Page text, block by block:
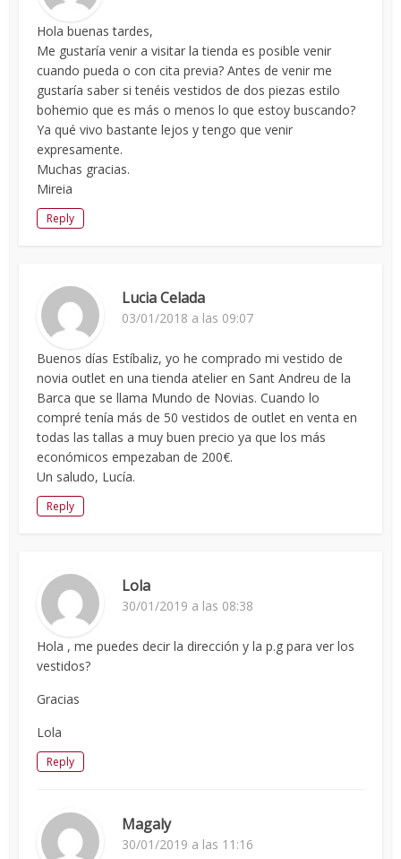
Hola buenas tardes,
Me gustaría venir a visitar la tienda es posible venir
cuando pueda o con cita previa? Antes de venir me
gustaría saber si tenéis vestidos de dos piezas estilo
bohemio que es más o menos lo que estoy buscando?
Ya qué vivo bastante lejos y tengo que venir
expresamente.
Muchas gracias.
Mireia
Reply
Lucia Celada
03/01/2018 a las 09:07
Buenos días Estíbaliz, yo he comprado mi vestido de
novia outlet en una tienda atelier en Sant Andreu de la
Barca que se llama Mundo de Novias. Cuando lo
compré tenía más de 50 vestidos de outlet en venta en
todas las tallas a muy buen precio ya que los más
económicos empezaban de 200€.
Un saludo, Lucía.
Reply
Lola
30/01/2019 a las 08:38
Hola , me puedes decir la dirección y la p.g para ver los
vestidos?
Gracias
Lola
Reply
Magaly
30/01/2019 a las 11:16